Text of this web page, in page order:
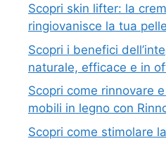
Scopri skin lifter: la
ringiovanisce la tua
Scopri i benefici
naturale, efficace e in
Scopri come rinnovare
mobili in legno con
Scopri come stimolare